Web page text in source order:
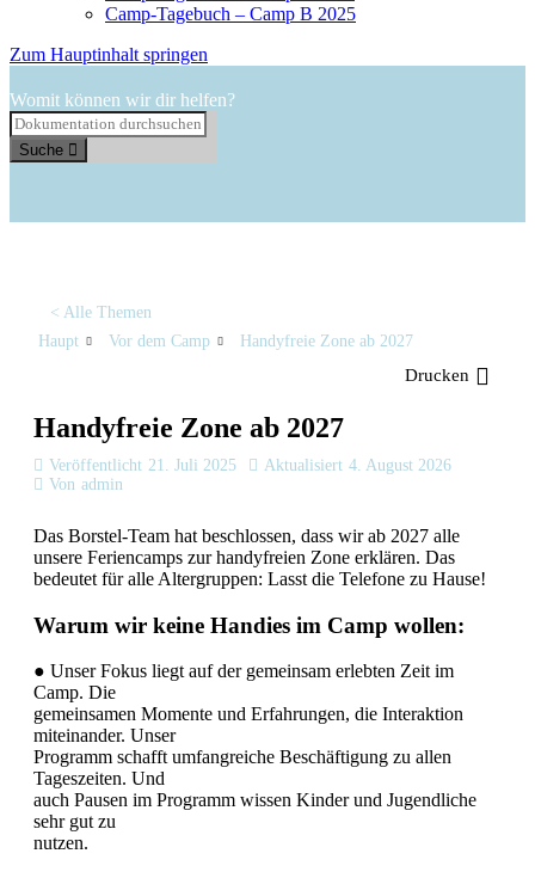
Camp-Tagebuch – Camp B 2025
Zum Hauptinhalt springen
Womit können wir dir helfen?
Suche
< Alle Themen
Haupt
Vor dem Camp Handyfreie Zone ab 2027
Drucken
Handyfreie Zone ab 2027
Veröffentlicht 21. Juli 2025 Aktualisiert 4. August 2026
Von admin
Das Borstel-Team hat beschlossen, dass wir ab 2027 alle
unsere Feriencamps zur handyfreien Zone erklären. Das
bedeutet für alle Altergruppen: Lasst die Telefone zu Hause!
Warum wir keine Handies im Camp wollen:
● Unser Fokus liegt auf der gemeinsam erlebten Zeit im
Camp. Die
gemeinsamen Momente und Erfahrungen, die Interaktion
miteinander. Unser
Programm schafft umfangreiche Beschäftigung zu allen
Tageszeiten. Und
auch Pausen im Programm wissen Kinder und Jugendliche
sehr gut zu
nutzen.